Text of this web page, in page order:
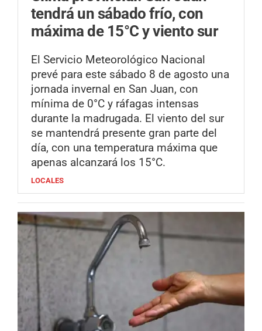
tendrá un sábado frío, con
máxima de 15°C y viento sur
El Servicio Meteorológico Nacional
prevé para este sábado 8 de agosto una
jornada invernal en San Juan, con
mínima de 0°C y ráfagas intensas
durante la madrugada. El viento del sur
se mantendrá presente gran parte del
día, con una temperatura máxima que
apenas alcanzará los 15°C.
LOCALES